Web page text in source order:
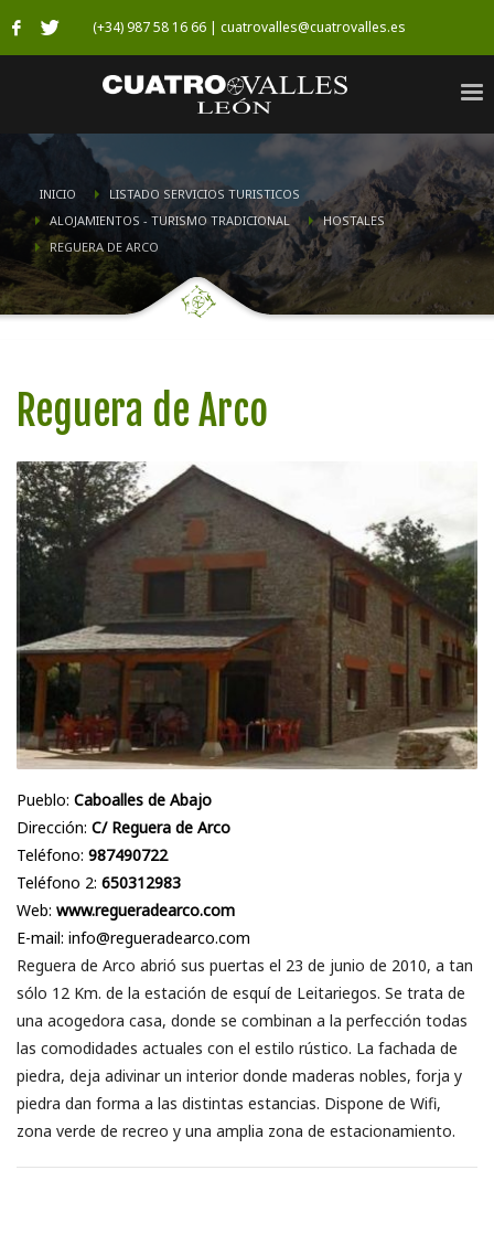
(+34) 987 58 16 66 | cuatrovalles@cuatrovalles.es
INICIO
LISTADO SERVICIOS TURISTICOS
ALOJAMIENTOS - TURISMO TRADICIONAL
HOSTALES
REGUERA DE ARCO
Reguera de Arco
Pueblo: Caboalles de Abajo
Dirección: C/ Reguera de Arco
Teléfono: 987490722
Teléfono 2: 650312983
Web: www.regueradearco.com
E-mail: info@regueradearco.com
Reguera de Arco abrió sus puertas el 23 de junio de 2010, a tan
sólo 12 Km. de la estación de esquí de Leitariegos. Se trata de
una acogedora casa, donde se combinan a la perfección todas
las comodidades actuales con el estilo rústico. La fachada de
piedra, deja adivinar un interior donde maderas nobles, forja y
piedra dan forma a las distintas estancias. Dispone de Wifi,
zona verde de recreo y una amplia zona de estacionamiento.